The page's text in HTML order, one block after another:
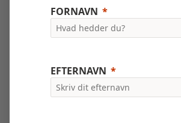
FORNAVN
EFTERNAVN